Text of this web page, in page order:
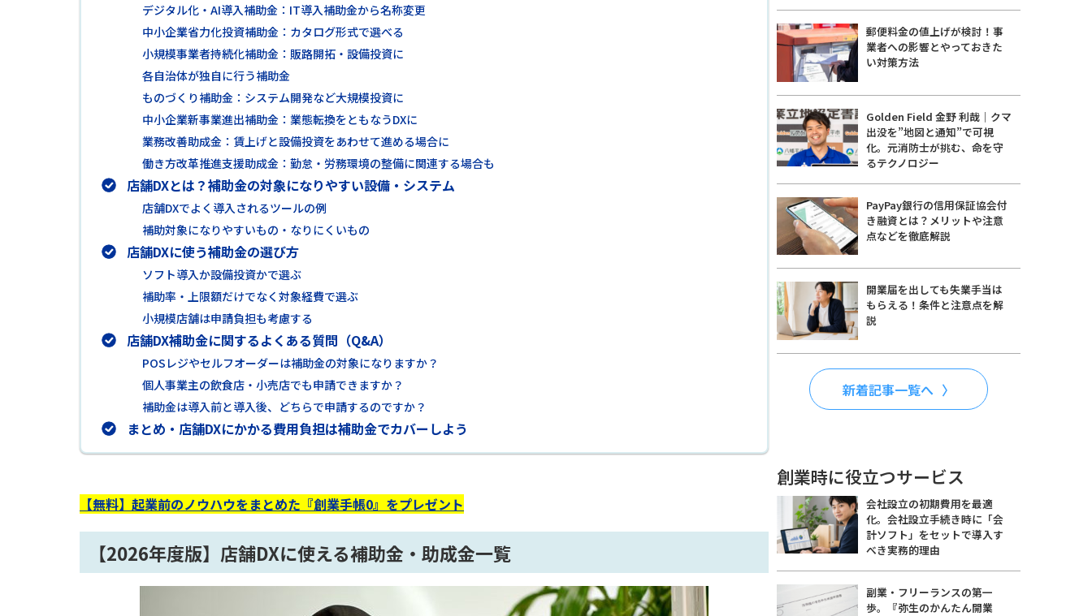
デジタル化・AI導入補助金：IT導入補助金から名称変更
中小企業省力化投資補助金：カタログ形式で選べる
小規模事業者持続化補助金：販路開拓・設備投資に
各自治体が独自に行う補助金
ものづくり補助金：システム開発など大規模投資に
中小企業新事業進出補助金：業態転換をともなうDXに
業務改善助成金：賃上げと設備投資をあわせて進める場合に
働き方改革推進支援助成金：勤怠・労務環境の整備に関連する場合も
店舗DXとは？補助金の対象になりやすい設備・システム
店舗DXでよく導入されるツールの例
補助対象になりやすいもの・なりにくいもの
店舗DXに使う補助金の選び方
ソフト導入か設備投資かで選ぶ
補助率・上限額だけでなく対象経費で選ぶ
小規模店舗は申請負担も考慮する
店舗DX補助金に関するよくある質問（Q&A）
POSレジやセルフオーダーは補助金の対象になりますか？
個人事業主の飲食店・小売店でも申請できますか？
補助金は導入前と導入後、どちらで申請するのですか？
まとめ・店舗DXにかかる費用負担は補助金でカバーしよう
【無料】起業前のノウハウをまとめた『創業手帳0』をプレゼント
【2026年度版】店舗DXに使える補助金・助成金一覧
郵便料金の値上げが検討！事
業者への影響とやっておきた
い対策方法
Golden Field 金野 利哉｜クマ
出没を”地図と通知”で可視
化。元消防士が挑む、命を守
るテクノロジー
PayPay銀行の信用保証協会付
き融資とは？メリットや注意
点などを徹底解説
開業届を出しても失業手当は
もらえる！条件と注意点を解
説
新着記事一覧へ
創業時に役立つサービス
会社設立の初期費用を最適
化。会社設立手続き時に「会
計ソフト」をセットで導入す
べき実務的理由
副業・フリーランスの第一
歩。『弥生のかんたん開業